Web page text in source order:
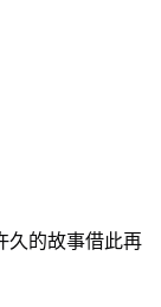
久的故事借此再